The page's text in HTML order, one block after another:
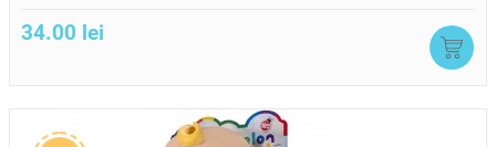
34.00 lei